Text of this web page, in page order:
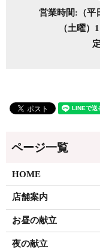
営業時間:（平
（土曜）
HOME
店舗案内
お昼の献立
夜の献立